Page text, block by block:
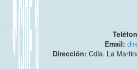
Email:
Dirección:Cdla. La